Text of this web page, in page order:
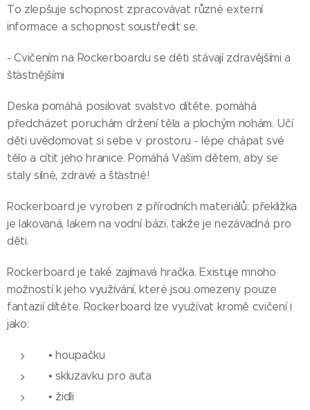
To zlepšuje schopnost zpracovávat různé externí
informace a schopnost soustředit se.
- Cvičením na Rockerboardu se děti stávají zdravějšími a
šťastnějšími
Deska pomáhá posilovat svalstvo dítěte, pomáhá
předcházet poruchám držení těla a plochým nohám. Učí
děti uvědomovat si sebe v prostoru - lépe chápat své
tělo a cítit jeho hranice. Pomáhá Vašim dětem, aby se
staly silné, zdravé a šťastné!
Rockerboard je vyroben z přírodních materiálů: překližka
je lakovaná, lakem na vodní bázi, takže je nezávadná pro
děti.
Rockerboard je také zajímavá hračka. Existuje mnoho
možností k jeho využívání, které jsou omezeny pouze
fantazií dítěte. Rockerboard lze využívat kromě cvičení i
jako:
• houpačku
• skluzavku pro auta
• židli